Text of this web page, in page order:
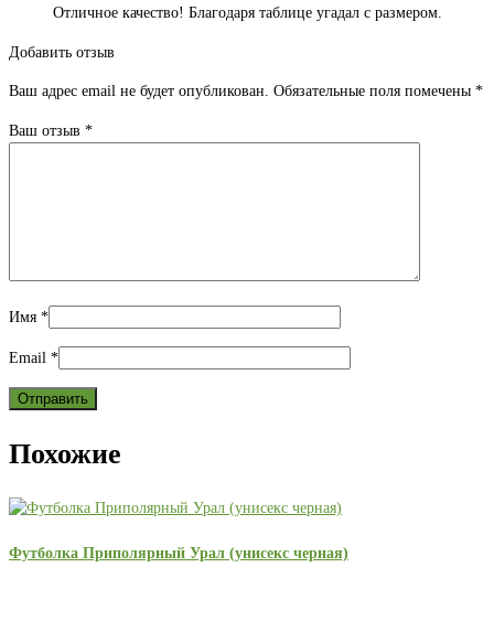
Отличное качество! Благодаря таблице угадал с размером.
Добавить отзыв
Ваш адрес email не будет опубликован. Обязательные поля помечены *
Ваш отзыв *
Имя *
Email *
Похожие
Футболка Приполярный Урал (унисекс черная)